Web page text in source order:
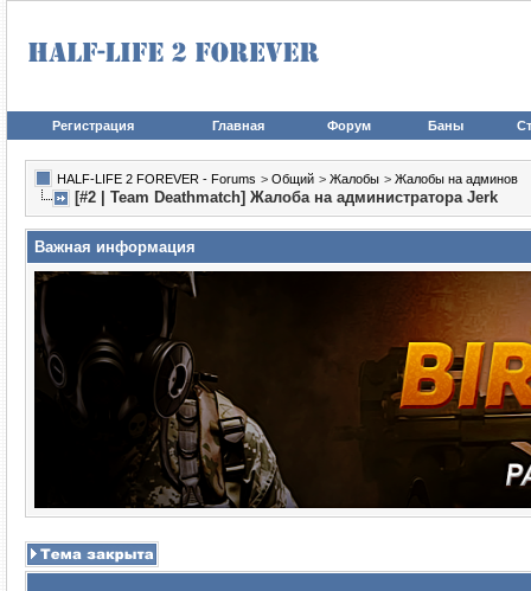
Регистрация Главная Форум Баны
HALF-LIFE 2 FOREVER - Forums > Общий > Жалобы > Жалобы на админов
[#2 | Team Deathmatch] Жалоба на администратора Jerk
Важная информация